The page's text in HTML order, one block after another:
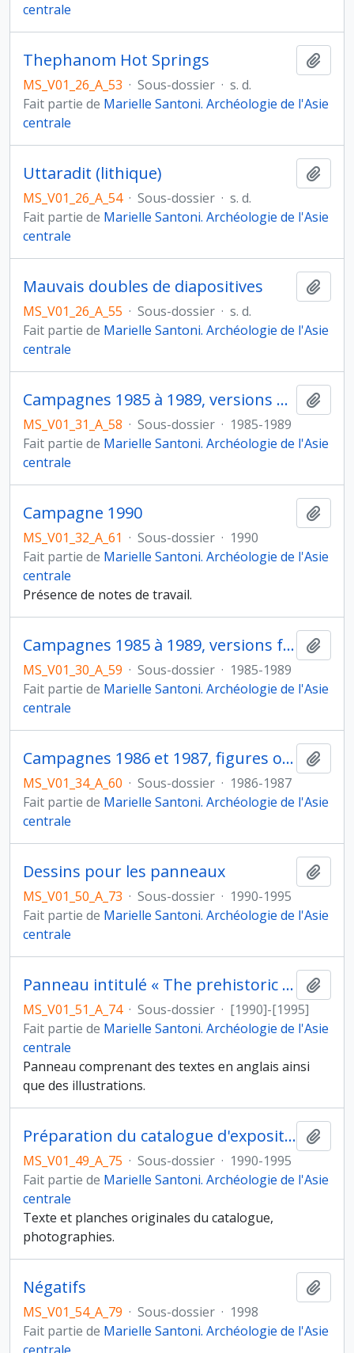
centrale
Thephanom Hot Springs
MS_V01_26_A_53 · Sous-dossier · s. d.
Fait partie de Marielle Santoni. Archéologie de l'Asie
centrale
Uttaradit (lithique)
MS_V01_26_A_54 · Sous-dossier · s. d.
Fait partie de Marielle Santoni. Archéologie de l'Asie
centrale
Mauvais doubles de diapositives
MS_V01_26_A_55 · Sous-dossier · s. d.
Fait partie de Marielle Santoni. Archéologie de l'Asie
centrale
Campagnes 1985 à 1989, versions originales
MS_V01_31_A_58 · Sous-dossier · 1985-1989
Fait partie de Marielle Santoni. Archéologie de l'Asie
centrale
Campagne 1990
MS_V01_32_A_61 · Sous-dossier · 1990
Fait partie de Marielle Santoni. Archéologie de l'Asie
centrale
Présence de notes de travail.
Campagnes 1985 à 1989, versions françaises et anglaises
MS_V01_30_A_59 · Sous-dossier · 1985-1989
Fait partie de Marielle Santoni. Archéologie de l'Asie
centrale
Campagnes 1986 et 1987, figures originales
MS_V01_34_A_60 · Sous-dossier · 1986-1987
Fait partie de Marielle Santoni. Archéologie de l'Asie
centrale
Dessins pour les panneaux
MS_V01_50_A_73 · Sous-dossier · 1990-1995
Fait partie de Marielle Santoni. Archéologie de l'Asie
centrale
Panneau intitulé « The prehistoric sites of Obluang (Northern Thaïland) »
MS_V01_51_A_74 · Sous-dossier · [1990]-[1995]
Fait partie de Marielle Santoni. Archéologie de l'Asie
centrale
Panneau comprenant des textes en anglais ainsi
que des illustrations.
Préparation du catalogue d'exposition
MS_V01_49_A_75 · Sous-dossier · 1990-1995
Fait partie de Marielle Santoni. Archéologie de l'Asie
centrale
Texte et planches originales du catalogue,
photographies.
Négatifs
MS_V01_54_A_79 · Sous-dossier · 1998
Fait partie de Marielle Santoni. Archéologie de l'Asie